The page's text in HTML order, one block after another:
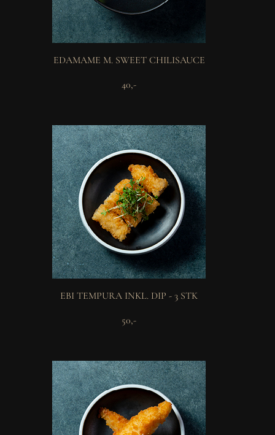
EDAMAME M. SWEET CHILISAUCE
40,-
EBI TEMPURA INKL. DIP - 3 STK
50,-